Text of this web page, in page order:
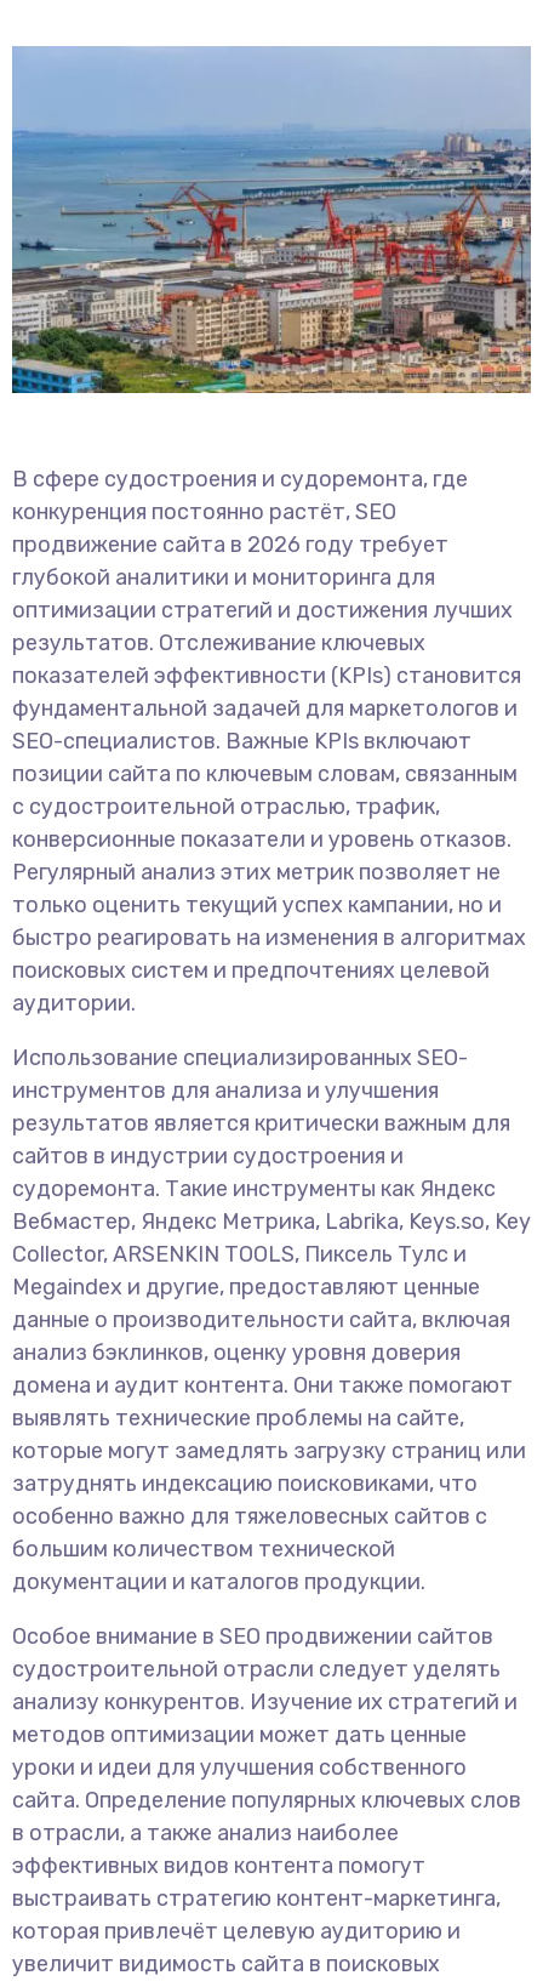
В сфере судостроения и судоремонта, где
конкуренция постоянно растёт, SEO
продвижение сайта в 2026 году требует
глубокой аналитики и мониторинга для
оптимизации стратегий и достижения лучших
результатов. Отслеживание ключевых
показателей эффективности (KPIs) становится
фундаментальной задачей для маркетологов и
SEO-специалистов. Важные KPIs включают
позиции сайта по ключевым словам, связанным
с судостроительной отраслью, трафик,
конверсионные показатели и уровень отказов.
Регулярный анализ этих метрик позволяет не
только оценить текущий успех кампании, но и
быстро реагировать на изменения в алгоритмах
поисковых систем и предпочтениях целевой
аудитории.
Использование специализированных SEO-
инструментов для анализа и улучшения
результатов является критически важным для
сайтов в индустрии судостроения и
судоремонта. Такие инструменты как Яндекс
Вебмастер, Яндекс Метрика, Labrika, Keys.so, Key
Collector, ARSENKIN TOOLS, Пиксель Тулс и
Megaindex и другие, предоставляют ценные
данные о производительности сайта, включая
анализ бэклинков, оценку уровня доверия
домена и аудит контента. Они также помогают
выявлять технические проблемы на сайте,
которые могут замедлять загрузку страниц или
затруднять индексацию поисковиками, что
особенно важно для тяжеловесных сайтов с
большим количеством технической
документации и каталогов продукции.
Особое внимание в SEO продвижении сайтов
судостроительной отрасли следует уделять
анализу конкурентов. Изучение их стратегий и
методов оптимизации может дать ценные
уроки и идеи для улучшения собственного
сайта. Определение популярных ключевых слов
в отрасли, а также анализ наиболее
эффективных видов контента помогут
выстраивать стратегию контент-маркетинга,
которая привлечёт целевую аудиторию и
увеличит видимость сайта в поисковых